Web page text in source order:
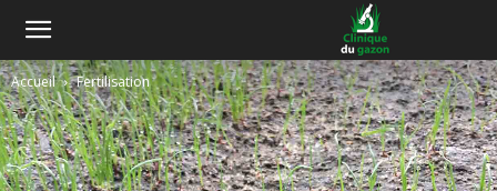
Accueil Fertilisation